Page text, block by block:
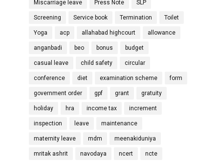
Miscarriage leave Press Note SLP
Screening Service book Termination Toilet
Yoga acp allahabad highcourt allowance
anganbadi beo bonus budget
casual leave child safety circular
conference diet examination scheme form
government order gpf grant gratuity
holiday hra income tax increment
inspection leave maintenance
maternity leave mdm meenakiduniya
mritak ashrit navodaya ncert ncte